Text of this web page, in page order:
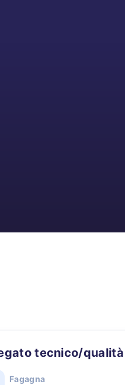
tecnico/qualità
Fagagna